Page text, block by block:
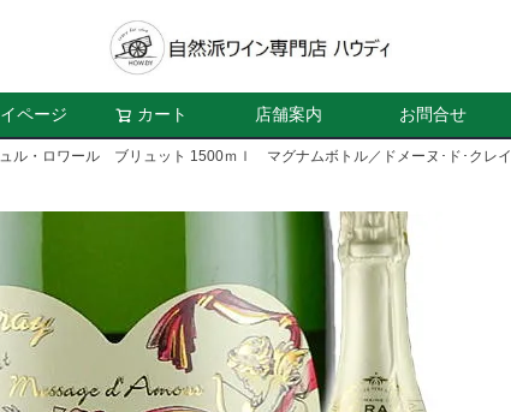
ページ カート 店舗案内 お問合せ
・ロワール ブリュット 1500ｍｌ マグナムボトル／ドメーヌ･ド･クレイ